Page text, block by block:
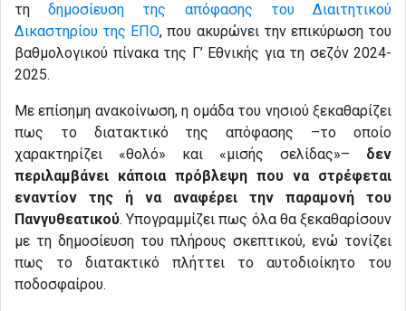
τηδημοσίευση της απόφασης του Διαιτητικού
Δικαστηρίου της ΕΠΟ, που ακυρώνει την επικύρωση του
βαθμολογικού πίνακα της Γ’ Εθνικής για τη σεζόν 2024-
2025.
Με επίσημη ανακοίνωση, η ομάδα του νησιού ξεκαθαρίζει
πως το διατακτικό της απόφασης –το οποίο
χαρακτηρίζει «θολό» και «μισής σελίδας»– δεν
περιλαμβάνει κάποια πρόβλεψη που να στρέφεται
εναντίον της ή να αναφέρει την παραμονή του
Πανγυθεατικού. Υπογραμμίζει πως όλα θα ξεκαθαρίσουν
με τη δημοσίευση του πλήρους σκεπτικού, ενώ τονίζει
πως το διατακτικό πλήττει το αυτοδιοίκητο του
ποδοσφαίρου.